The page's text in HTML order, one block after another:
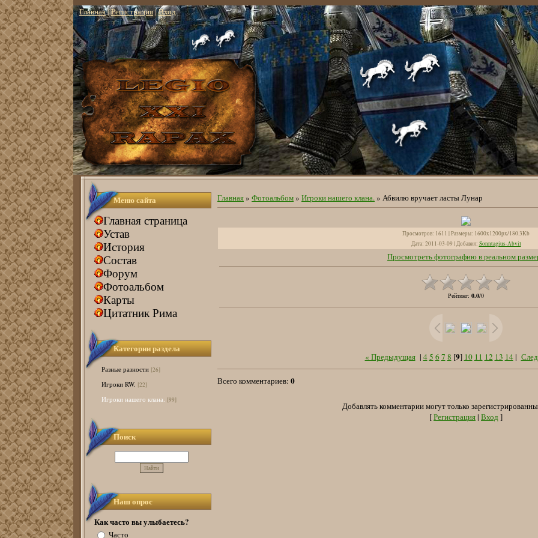
Главная|Регистрация|Вход
Меню сайта
Главная страница
Устав
История
Состав
Форум
Фотоальбом
Карты
Цитатник Рима
Категории раздела
Разные разности [26]
Игроки RW. [22]
Игроки нашего клана. [99]
Поиск
Наш опрос
Как часто вы улыбаетесь?
Часто
Главная» Фотоальбом» Игроки нашего клана.» Абвилю вручает ласты Лунар
Просмотров: 1611 |Размеры: 1600x1200px/180.3Kb
Дата: 2011-03-09 |Добавил: Sonntagius-Abvil
Просмотреть фотографию в реальном
Рейтинг: 0.0/0
« Предыдущая| 45 67 8 [9] 10 11 12 13 14|
Всего комментариев: 0
Добавлять комментарии могут только
[Регистрация | Вход ]